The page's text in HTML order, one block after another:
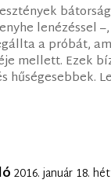
lenézéssel
a próbát,
mellett. Ezek
hűségesebbek.
2016. január 18.